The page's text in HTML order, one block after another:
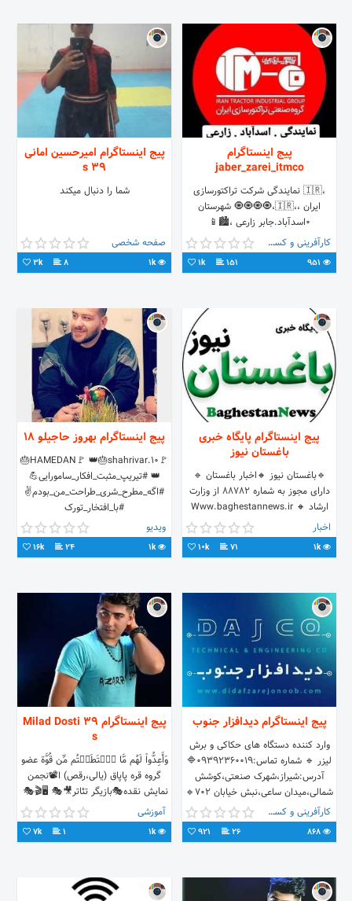
پیج اینستاگرام
jaber_zarei_itmco
،🇮🇷 نمایندگی شرکت تراکتورسازی
ایران ،،🇮🇷،🧿🧿🧿🧿 شهرستان
۰اسدآباد.جابر زارعی ،🏙️📱
09187159672،_09188159672
☎️081.33117070.33117060.33117050
کارآفرینی و کسب و کار
151
1k
پیج اینستاگرام امیرحسین امانی
39 s
شما را دنبال میکند
صفحه شخصی
1k
8
3k
پیج اینستاگرام پایگاه خبری
باغستان نیوز
🔹باغستان نیوز 🔸اخبار باغستان 🔹
دارای مجوز به شماره ۸۸۷۸۲ از وزارت
ارشاد 🔸 Www.baghestannews.ir
🔹 مشکلات منطقه خود را ارسال نمایید.
اخبار
1k
71
10k
پیج اینستاگرام بهروز حاجیلو 18
🚩HAMEDAN🚩 👑🎂shahrivar.10🎂
👑 #تیریپ_مثبت_افکار_سامورایی💪
#اگه_مطرح_شری_طراحت_من_بودم✌️
#با_افتخار_تورک
ویدیو
1k
24
16k
پیج اینستاگرام دیدافزار جنوب
وارد کننده دستگاه های حکاکی و برش
لیزر 🔹️ شماره تماس:09392360019🔷️
آدرس:شیراز،شهرک صنعتی،کوشش
شمالی،میدان ساعی،نبش خیابان 702🔹️
کارآفرینی و کسب و کار
26
921
پیج اینستاگرام Milad Dosti 39
s
وَأَعِدُّواْ لَهُم مَّا ٱسۡتَطَعۡتُم مِّن قُوَّة عضو
گروه قره پاپاق (یالی،رقص) ا⁦📽️⁩نجمن
نمایش نقده🎭⁦ 🎭🎬بازیگر تئاتر🎥🎭 🖥️
آموزشی
1k
1
7k